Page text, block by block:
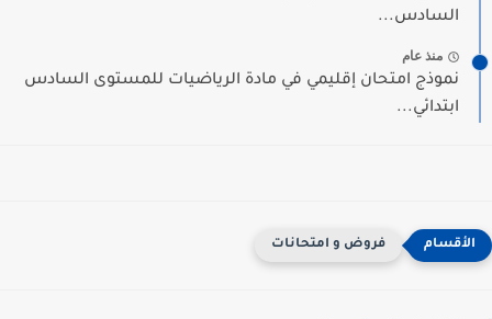
السادس...
منذ عام
نموذج امتحان إقليمي في مادة الرياضيات للمستوى السادس
ابتدائي...
فروض و امتحانات